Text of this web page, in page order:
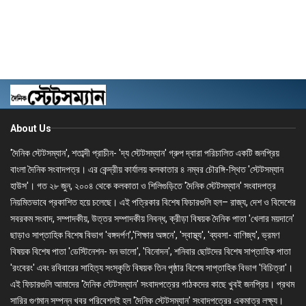
About Us
'দৈনিক স্টেটসম্যান', শতাব্দী প্রাচীন- 'দ্য স্টেটসম্যান' গ্রুপ দ্বারা পরিচালিত একটি জনপ্রিয়
বাংলা দৈনিক সংবাদপত্র। এর কেন্দ্রীয় কার্যালয় কলকাতার ৪ নম্বর চৌরঙ্গি-স্থিত 'স্টেটসম্যান
হাউস'। গত ২৮ জুন, ২০০৪ থেকে কলকাতা ও শিলিগুড়িতে 'দৈনিক স্টেটসম্যান' সংবাদপত্র
নিয়মিতভাবে প্রকাশিত হয়ে চলেছে। এই পত্রিকার বিশেষ ফিচারগুলি হল– রাজ্য, দেশ ও বিদেশের
সবরকম সংবাদ, সম্পাদকীয়, উত্তর সম্পাদকীয় নিবন্ধ, ক্রীড়া বিষয়ক দৈনিক পাতা 'খেলার ময়দানে'
ছাড়াও সাপ্তাহিক বিশেষ বিভাগ 'বঙ্গদর্পণ','শিক্ষার অঙ্গনে', 'স্বাস্থ্য', 'ব্যবসা- বাণিজ্য', ভ্রমণ
বিষয়ক বিশেষ পাতা 'ডেস্টিনেশন- মন ভালো', 'বিনোদন', শনিবার ছোটদের বিশেষ সাপ্তাহিক পাতা
'রংবেরং' এবং রবিবারের সাহিত্য সংস্কৃতি বিষয়ক তিন পৃষ্ঠার বিশেষ সাপ্তাহিক বিভাগ 'বিচিত্রা'।
এই ফিচারগুলি আমাদের 'দৈনিক স্টেটসম্যান' সংবাদপত্রের পাঠকদের কাছে খুবই জনপ্রিয়। প্রথম
সারির গুণমান সম্পন্ন খবর পরিবেশনই হল 'দৈনিক স্টেটসম্যান' সংবাদপত্রের একমাত্র লক্ষ্য।